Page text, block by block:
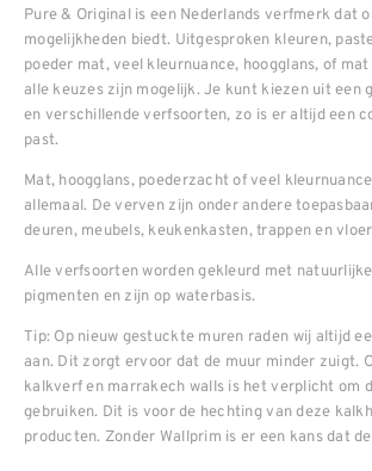
Pure & Original is een Nederlands verfmerk dat
mogelijkheden biedt. Uitgesproken kleuren,
poeder mat, veel kleurnuance, hoogglans, of
alle keuzes zijn mogelijk. Je kunt kiezen uit een
en verschillende verfsoorten, zo is er altijd een
past.
Mat, hoogglans, poederzacht of veel
allemaal. De verven zijn onder andere
deuren, meubels, keukenkasten, trappen en
Alle verfsoorten worden gekleurd met
pigmenten en zijn op waterbasis.
Tip: Op nieuw gestuckte muren raden wij altijd
aan. Dit zorgt ervoor dat de muur minder zuigt.
kalkverf en marrakech walls is het verplicht om
gebruiken. Dit is voor de hechting van deze
producten. Zonder Wallprim is er een kans dat